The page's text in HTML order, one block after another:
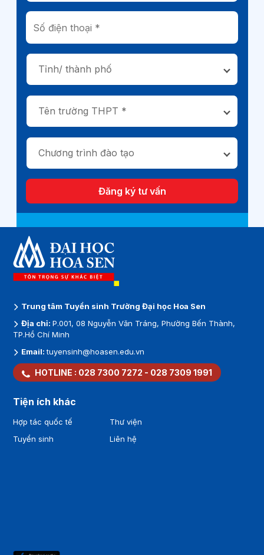
Tỉnh/ thành phố
Tên trường THPT *
Chương trình đào tạo
Đăng ký tư vấn
Trung tâm Tuyển sinh Trường Đại học Hoa Sen
Địa chỉ:P.001, 08 Nguyễn Văn Tráng, Phường Bến Thành,
TP.Hồ Chí Minh
Email:tuyensinh@hoasen.edu.vn
HOTLINE : 028 7300 7272 - 028 7309 1991
Tiện ích khác
Hợp tác quốc tế
Tuyển sinh
Thư viện
Liên hệ